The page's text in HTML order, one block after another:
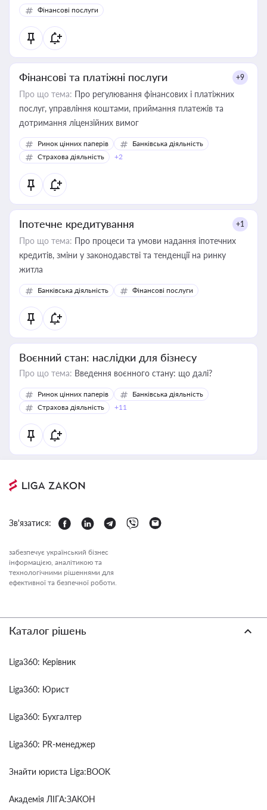
Фінансові послуги
Фінансові та платіжні послуги +9
Про що тема: Про регулювання фінансових і платіжних
послуг, управління коштами, приймання платежів та
дотримання ліцензійних вимог
Ринок цінних паперів
Банківська діяльність
Страхова діяльність
+2
Іпотечне кредитування +1
Про що тема: Про процеси та умови надання іпотечних
кредитів, зміни у законодавстві та тенденції на ринку
житла
Банківська діяльність Фінансові послуги
Воєнний стан: наслідки для бізнесу
Про що тема: Введення воєнного стану: що далі?
Ринок цінних паперів
Банківська діяльність
Страхова діяльність
+11
Зв'язатися:
забезпечує український бізнес
інформацією, аналітикою та
технологічними рішеннями для
ефективної та безпечної роботи.
Каталог рішень
Liga360: Керівник
Liga360: Юрист
Liga360: Бухгалтер
Liga360: PR-менеджер
Знайти юриста Liga:BOOK
Академія ЛІГА:ЗАКОН